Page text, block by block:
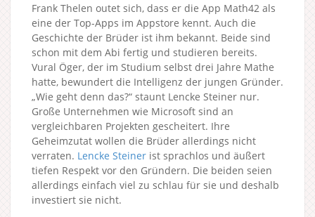
Frank Thelen outet sich, dass er die App Math42 als
eine der Top-Apps im Appstore kennt. Auch die
Geschichte der Brüder ist ihm bekannt. Beide sind
schon mit dem Abi fertig und studieren bereits.
Vural Öger, der im Studium selbst drei Jahre Mathe
hatte, bewundert die Intelligenz der jungen Gründer.
„Wie geht denn das?“ staunt Lencke Steiner nur.
Große Unternehmen wie Microsoft sind an
vergleichbaren Projekten gescheitert. Ihre
Geheimzutat wollen die Brüder allerdings nicht
verraten. Lencke Steiner ist sprachlos und äußert
tiefen Respekt vor den Gründern. Die beiden seien
allerdings einfach viel zu schlau für sie und deshalb
investiert sie nicht.